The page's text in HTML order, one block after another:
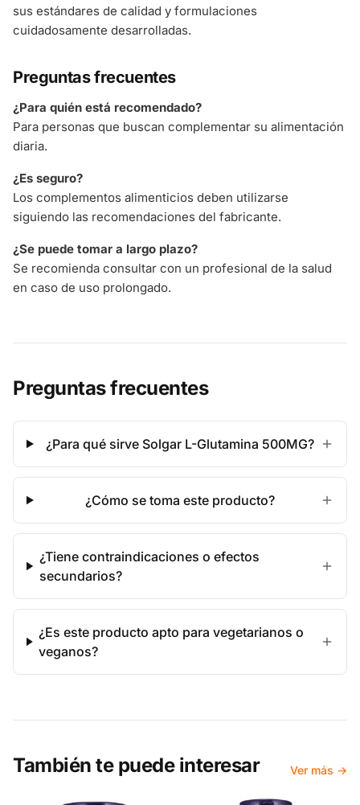
sus estándares de calidad y formulaciones
cuidadosamente desarrolladas.
Preguntas frecuentes
¿Para quién está recomendado?
Para personas que buscan complementar su alimentación
diaria.
¿Es seguro?
Los complementos alimenticios deben utilizarse
siguiendo las recomendaciones del fabricante.
¿Se puede tomar a largo plazo?
Se recomienda consultar con un profesional de la salud
en caso de uso prolongado.
Preguntas frecuentes
¿Para qué sirve Solgar L-Glutamina 500MG?
¿Cómo se toma este producto?
¿Tiene contraindicaciones o efectos
secundarios?
¿Es este producto apto para vegetarianos o
veganos?
También te puede interesar Ver más →